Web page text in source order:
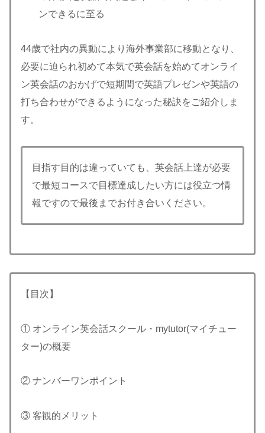
ンできるに至る
44歳で社内の異動により海外事業部に移動となり、
必要に迫られ初めて本気で英会話を始めてオンライ
ン英会話のおかげで短期間で英語プレゼンや英語の
打ち合わせができるようになった秘訣をご紹介しま
す。
目指す目的は違っていても、英会話上達が必要
で最短コースで目標達成したい方には役立つ情
報ですので最後までお付き合いください。
【目次】
① オンライン英会話スクール・mytutor(マイチュー
ター)の概要
② ナンバーワンポイント
③ 客観的メリット